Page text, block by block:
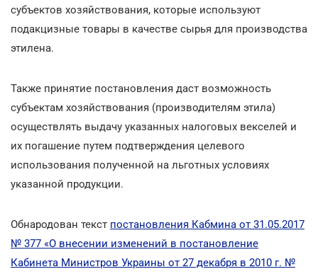
субъектов хозяйствования, которые используют
подакцизные товары в качестве сырья для производства
этилена.
Также принятие постановления даст возможность
субъектам хозяйствования (производителям этила)
осуществлять выдачу указанных налоговых векселей и
их погашение путем подтверждения целевого
использования полученной на льготных условиях
указанной продукции.
Обнародован текст постановления Кабмина от 31.05.2017
№ 377 «О внесении изменений в постановление
Кабинета Министров Украины от 27 декабря в 2010 г. №